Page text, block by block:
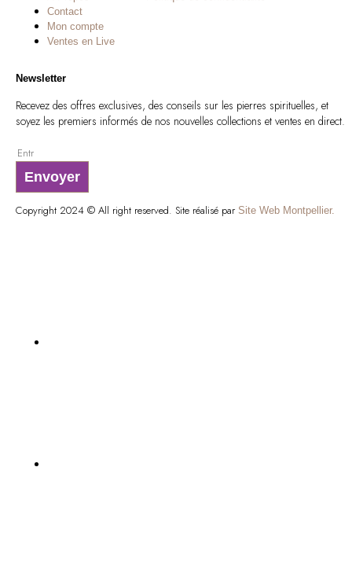
Contact
Mon compte
Ventes en Live
Newsletter
Recevez des offres exclusives, des conseils sur les pierres spirituelles, et
soyez les premiers informés de nos nouvelles collections et ventes en direct.
Envoyer
Copyright 2024 © All right reserved. Site réalisé par Site Web Montpellier.